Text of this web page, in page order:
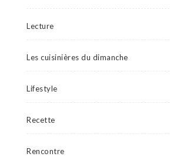
Lecture
Les cuisinières du dimanche
Lifestyle
Recette
Rencontre